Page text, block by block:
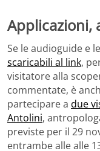
Applicazioni,
Se le audioguide e
scaricabili al link,
visitatore alla
commentate, è
partecipare a due
Antolini,
previste per il 29
entrambe alle alle